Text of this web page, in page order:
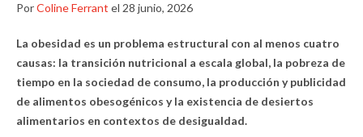
PorColine Ferrant el 28 junio, 2026
La obesidad es un problema estructural con al menos cuatro
causas: la transición nutricional a escala global, la pobreza de
tiempo en la sociedad de consumo, la producción y publicidad
de alimentos obesogénicos y la existencia de desiertos
alimentarios en contextos de desigualdad.